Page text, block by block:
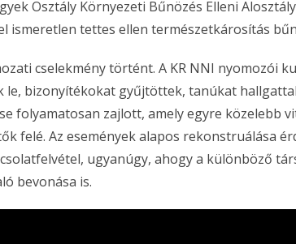
Osztály Környezeti Bűnözés Elleni
ismeretlen tettes ellen természetkárosítás
cselekmény történt. A KR NNI nyomozói
le, bizonyítékokat gyűjtöttek, tanúkat
folyamatosan zajlott, amely egyre közelebb
felé. Az események alapos rekonstruálása
ugyanúgy, ahogy a különböző
bevonása is.